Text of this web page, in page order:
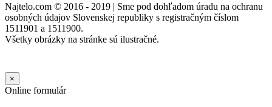
Najtelo.com © 2016 - 2019 | Sme pod dohľadom úradu na ochranu
osobných údajov Slovenskej republiky s registračným číslom
1511901 a 1511900.
Všetky obrázky na stránke sú ilustračné.
×
Online formulár